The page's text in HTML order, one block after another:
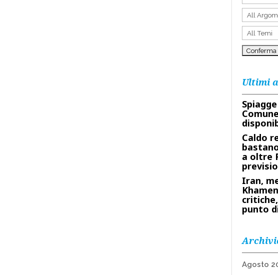
Ultimi
Caldo
a oltre
Iran,
punto
Agosto